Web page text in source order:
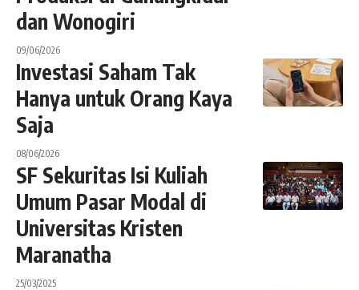
dan Wonogiri
09/06/2026
Investasi Saham Tak
Hanya untuk Orang Kaya
Saja
08/06/2026
SF Sekuritas Isi Kuliah
Umum Pasar Modal di
Universitas Kristen
Maranatha
25/03/2025